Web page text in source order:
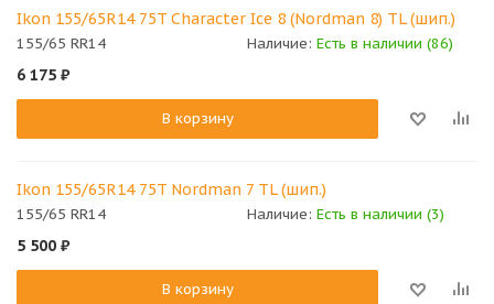
Ikon 155/65R14 75T Character Ice 8 (Nordman 8) TL (шип.)
155/65 RR14 Наличие: Есть в наличии (86)
6 175 ₽
В корзину
Ikon 155/65R14 75T Nordman 7 TL (шип.)
155/65 RR14 Наличие: Есть в наличии (3)
5 500 ₽
В корзину